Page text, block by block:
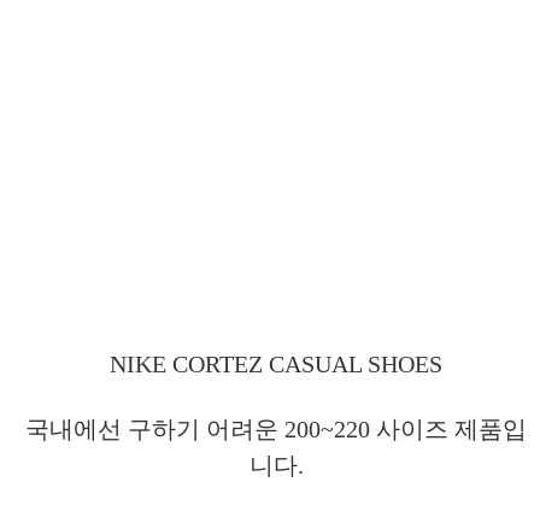
NIKE CORTEZ CASUAL SHOES
국내에선 구하기 어려운 200~220 사이즈 제품입
니다.